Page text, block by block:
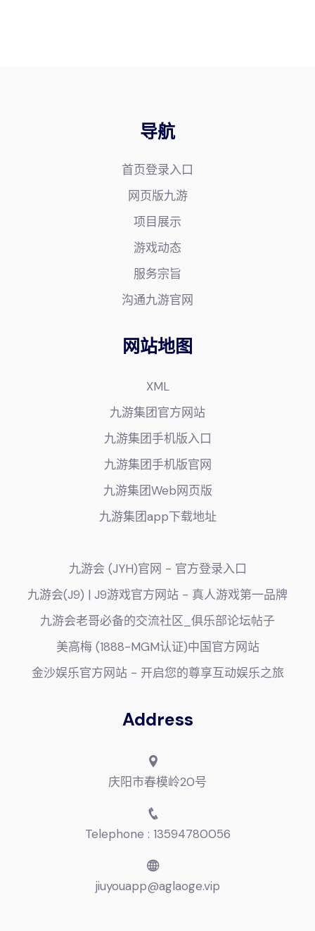
导航
首页登录入口
网页版九游
项目展示
游戏动态
服务宗旨
沟通九游官网
网站地图
XML
九游集团官方网站
九游集团手机版入口
九游集团手机版官网
九游集团Web网页版
九游集团app下载地址
九游会 (JYH)官网 - 官方登录入口
九游会(J9) | J9游戏官方网站 - 真人游戏第一品牌
九游会老哥必备的交流社区_俱乐部论坛帖子
美高梅 (1888-MGM认证)中国官方网站
金沙娱乐官方网站 - 开启您的尊享互动娱乐之旅
Address
庆阳市春模岭20号
Telephone : 13594780056
jiuyouapp@aglaoge.vip